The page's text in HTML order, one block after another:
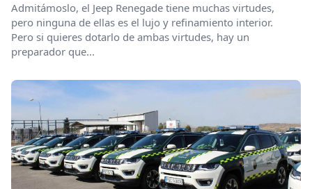
Admitámoslo, el Jeep Renegade tiene muchas virtudes,
pero ninguna de ellas es el lujo y refinamiento interior.
Pero si quieres dotarlo de ambas virtudes, hay un
preparador que...